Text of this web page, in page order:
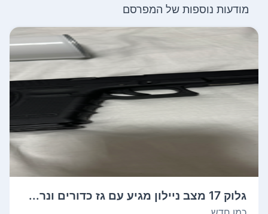
מודעות נוספות של המפרסם
גלוק 17 מצב ניילון מגיע עם גז כדורים ונר...